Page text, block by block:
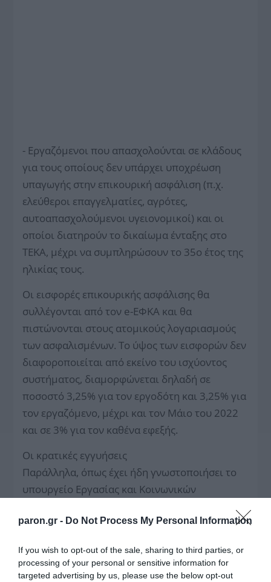
paron.gr - Do Not Process My Personal Information
If you wish to opt-out of the sale, sharing to third parties, or
processing of your personal or sensitive information for
targeted advertising by us, please use the below opt-out
- Εργαζόμενοι που απασχολούνται σε κλάδους
για τους οποίους δεν υπάρχει υποχρέωση
υπαγωγής στην επικουρική ασφάλιση (π.χ.
ελεύθεροι επαγγελματίες, αγρότες,
αυτοαπασχολούμενοι υγειονομικοί) και οι
οποίοι διατηρούν το δικαίωμα ένταξης στο
ΤΕΚΑ, μέχρι να συμπληρώσουν το 35ο έτος της
ηλικίας τους.
Οι εισφορές επικουρικής ασφάλισης θα
συλλέγονται από τον e-ΕΦΚΑ και θα
πιστώνονται στους ατομικούς λογαριασμούς
των ασφαλισμένων. Το ύψος των εισφορών δεν
διαφοροποιείται από εκείνο του ισχύοντος
συστήματος, διαμορφώνεται δηλαδή σε
ποσοστό 3,25% για τον εργοδότη και 3,25% για
τον εργαζόμενο, μέχρι και τον Μάιο του 2022
και σε 3% για τον καθένα εφεξής.
Οι κρατικές εγγυήσεις
Παράλληλα, όπως έχει ήδη γνωστοποιήσει το
υπουργείο Εργασίας και Κοινωνικών
κρατικές εγγυήσεις, που είναι οι εξής:
«Πρώτον, δεν θίγονται οι συντάξεις των
υφιστάμενων συνταξιούχων.